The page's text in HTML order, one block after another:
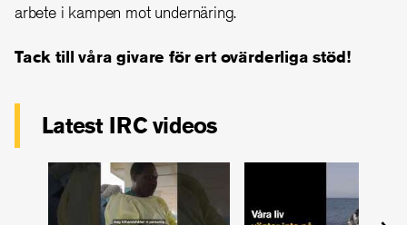
arbete i kampen mot undernäring.
Tack till våra givare för ert ovärderliga stöd!
Latest IRC videos